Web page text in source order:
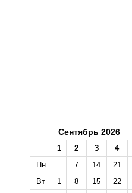
Сентябрь 2026
1 2 3 4
Пн
7 14 21
Вт
1 8 15 22